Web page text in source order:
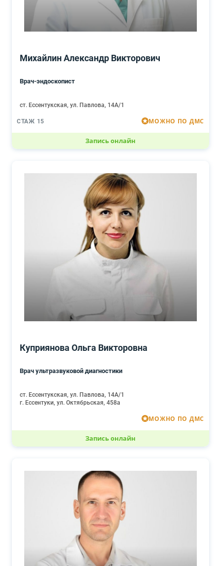
Михайлин Александр Викторович
Врач-эндоскопист
ст. Ессентукская, ул. Павлова, 14А/1
СТАЖ 15 МОЖНО ПО ДМС
Запись онлайн
Куприянова Ольга Викторовна
Врач ультразвуковой диагностики
ст. Ессентукская, ул. Павлова, 14А/1
г. Ессентуки, ул. Октябрьская, 458а
МОЖНО ПО ДМС
Запись онлайн